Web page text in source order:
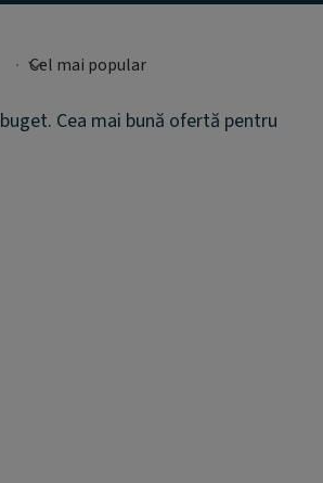
Cea mai bună ofertă pentru